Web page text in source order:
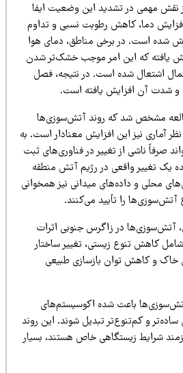
مهمی در تشدید این وضعیت ایفا
دما، کاهش رطوبت نسبی و تداوم
است. در برخی مناطق، دمای هوا
که این امر موجب خشک‌تر شدن
شده است. در نتیجه، فصل
آن افزایش یافته است.
مشخص شد که روند آتش‌سوزی‌ها
نیز این افزایش معنادار است. به
ناشی از تغییر در فناوری‌های ثبت
تغییر واقعی در رژیم آتش منطقه
و داده‌های میدانی نیز همخوانی
را تأیید می‌کنند.
در زاگرس جنوبی اثرات
تنوع زیستی، تغییر ساختار
کاهش توان بازسازی طبیعی
باعث شده اکوسیستم‌های
و کم‌تنوع‌تر تبدیل شوند. این روند
شرایط زیستگاهی خاص هستند، بسیار